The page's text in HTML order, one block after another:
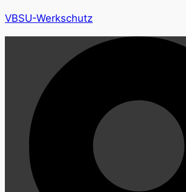
VBSU-Werkschutz